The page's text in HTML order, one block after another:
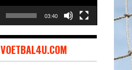
03:40
VOETBAL4U.COM